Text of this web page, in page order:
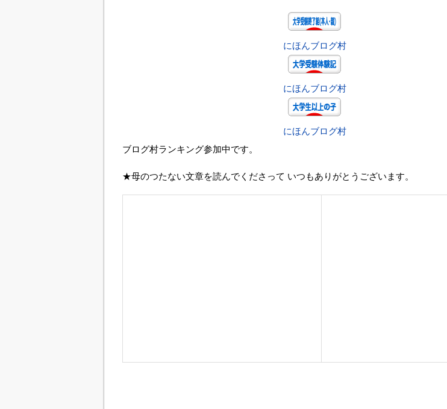
にほんブログ村
にほんブログ村
にほんブログ村
ブログ村ランキング参加中です。
★母のつたない文章を読んでくださって いつもありがとうございます。